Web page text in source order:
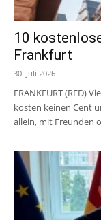
10
Frankfurt
30. Juli 2026
FRANKFURT (RED)
kosten keinen Cent
allein, mit Freunden